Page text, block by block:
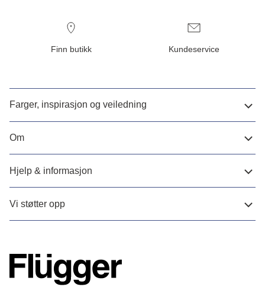
Finn butikk Kundeservice
Farger, inspirasjon og veiledning
Om
Hjelp & informasjon
Vi støtter opp